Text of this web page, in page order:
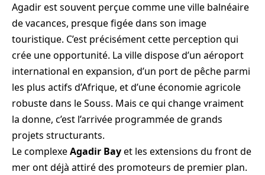
Agadir est souvent perçue comme une ville balnéaire
de vacances, presque figée dans son image
touristique. C’est précisément cette perception qui
crée une opportunité. La ville dispose d’un aéroport
international en expansion, d’un port de pêche parmi
les plus actifs d’Afrique, et d’une économie agricole
robuste dans le Souss. Mais ce qui change vraiment
la donne, c’est l’arrivée programmée de grands
projets structurants.
Le complexeAgadir Bayet les extensions du front de
mer ont déjà attiré des promoteurs de premier plan.